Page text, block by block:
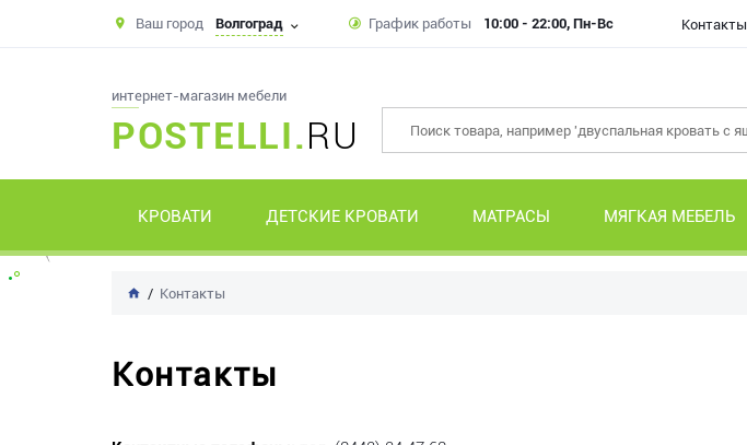
Ваш город Волгоград График работы 10:00 - 22:00, Пн-Вс Контакты
интернет-магазин мебели
POSTELLI.RU
КРОВАТИ ДЕТСКИЕ КРОВАТИ МАТРАСЫ МЯГКАЯ МЕБЕЛЬ
Контакты
Контакты